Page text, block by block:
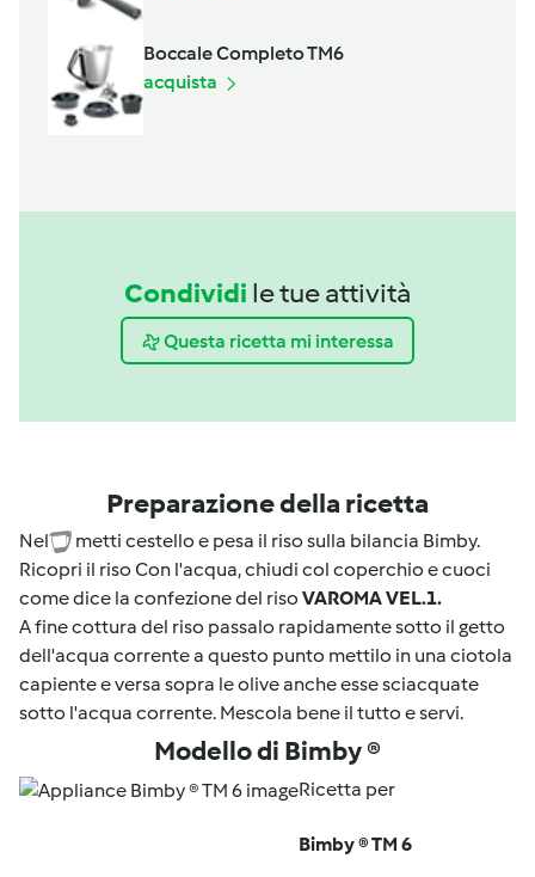
Boccale Completo TM6
acquista
Condividi le tue attività
Questa ricetta mi interessa
Preparazione della ricetta
Nel
metti cestello e pesa il riso sulla bilancia Bimby.
Ricopri il riso Con l'acqua, chiudi col coperchio e cuoci
come dice la confezione del riso VAROMA VEL.1.
A fine cottura del riso passalo rapidamente sotto il getto
dell'acqua corrente a questo punto mettilo in una ciotola
capiente e versa sopra le olive anche esse sciacquate
sotto l'acqua corrente. Mescola bene il tutto e servi.
Modello di Bimby ®
Ricetta per
Bimby ® TM 6